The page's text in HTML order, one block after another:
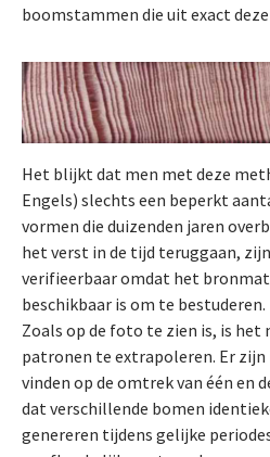
boomstammen die uit exact
Het blijkt dat men met deze
Engels) slechts een beperkt
vormen die duizenden jaren
het verst in de tijd teruggaan,
verifieerbaar omdat het
beschikbaar is om te bestuderen.
Zoals op de foto te zien is, is
patronen te extrapoleren. Er
vinden op de omtrek van één en
dat verschillende bomen
genereren tijdens gelijke